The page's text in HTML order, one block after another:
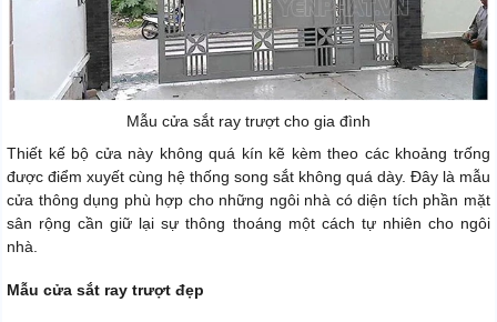
Mẫu cửa sắt ray trượt cho gia đình
Thiết kế bộ cửa này không quá kín kẽ kèm theo các khoảng trống
được điểm xuyết cùng hệ thống song sắt không quá dày. Đây là mẫu
cửa thông dụng phù hợp cho những ngôi nhà có diện tích phần mặt
sân rộng cần giữ lại sự thông thoáng một cách tự nhiên cho ngôi
nhà.
Mẫu cửa sắt ray trượt đẹp